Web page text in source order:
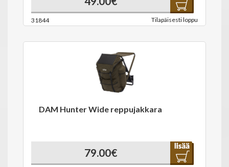
31844 Tilapäisesti loppu
DAM Hunter Wide reppujakkara
79.00€